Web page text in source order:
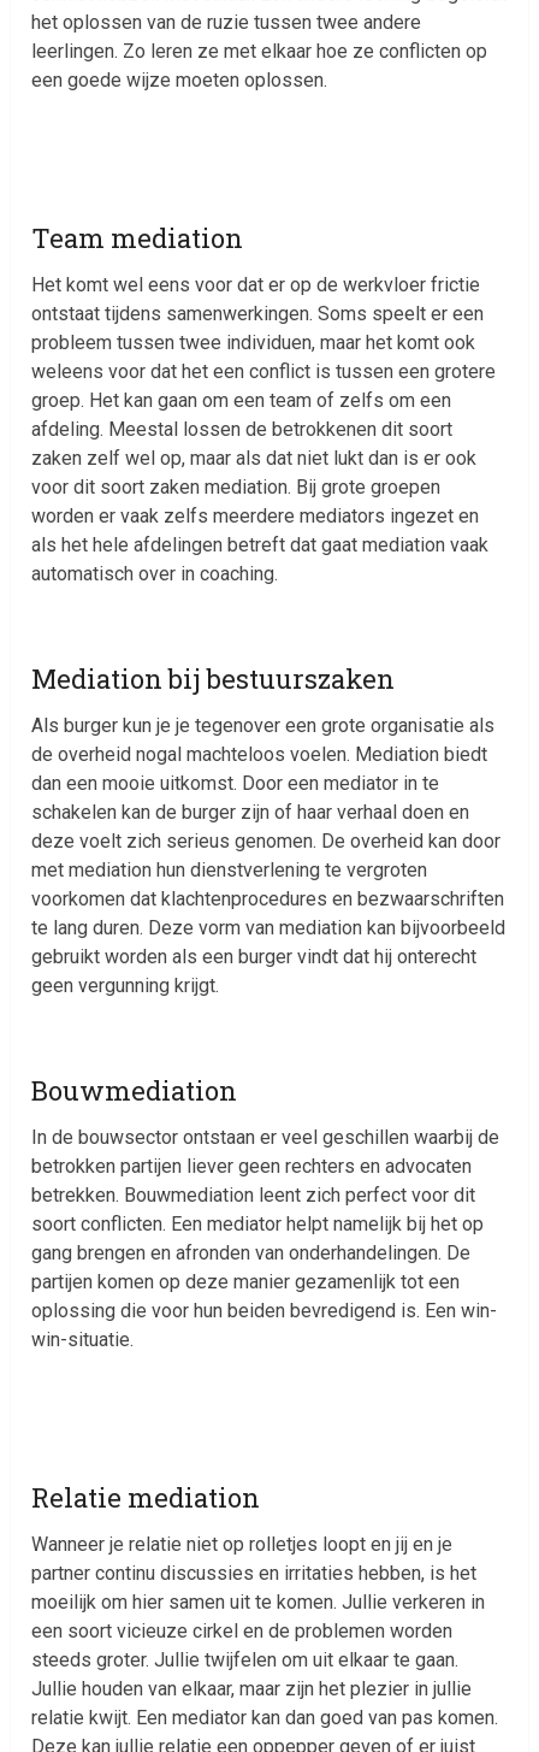
het oplossen van de ruzie tussen twee andere
leerlingen. Zo leren ze met elkaar hoe ze conflicten op
een goede wijze moeten oplossen.
Team mediation
Het komt wel eens voor dat er op de werkvloer frictie
ontstaat tijdens samenwerkingen. Soms speelt er een
probleem tussen twee individuen, maar het komt ook
weleens voor dat het een conflict is tussen een grotere
groep. Het kan gaan om een team of zelfs om een
afdeling. Meestal lossen de betrokkenen dit soort
zaken zelf wel op, maar als dat niet lukt dan is er ook
voor dit soort zaken mediation. Bij grote groepen
worden er vaak zelfs meerdere mediators ingezet en
als het hele afdelingen betreft dat gaat mediation vaak
automatisch over in coaching.
Mediation bij bestuurszaken
Als burger kun je je tegenover een grote organisatie als
de overheid nogal machteloos voelen. Mediation biedt
dan een mooie uitkomst. Door een mediator in te
schakelen kan de burger zijn of haar verhaal doen en
deze voelt zich serieus genomen. De overheid kan door
met mediation hun dienstverlening te vergroten
voorkomen dat klachtenprocedures en bezwaarschriften
te lang duren. Deze vorm van mediation kan bijvoorbeeld
gebruikt worden als een burger vindt dat hij onterecht
geen vergunning krijgt.
Bouwmediation
In de bouwsector ontstaan er veel geschillen waarbij de
betrokken partijen liever geen rechters en advocaten
betrekken. Bouwmediation leent zich perfect voor dit
soort conflicten. Een mediator helpt namelijk bij het op
gang brengen en afronden van onderhandelingen. De
partijen komen op deze manier gezamenlijk tot een
oplossing die voor hun beiden bevredigend is. Een win-
win-situatie.
Relatie mediation
Wanneer je relatie niet op rolletjes loopt en jij en je
partner continu discussies en irritaties hebben, is het
moeilijk om hier samen uit te komen. Jullie verkeren in
een soort vicieuze cirkel en de problemen worden
steeds groter. Jullie twijfelen om uit elkaar te gaan.
Jullie houden van elkaar, maar zijn het plezier in jullie
relatie kwijt. Een mediator kan dan goed van pas komen.
Deze kan jullie relatie een oppepper geven of er juist